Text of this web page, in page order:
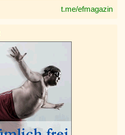
t.me/efmagazin